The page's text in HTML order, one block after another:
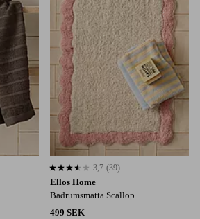
Ellos Home
Badrumsmatta Scallop
499 SEK
3,7 baserat på 39 st betyg
3,7 (39)